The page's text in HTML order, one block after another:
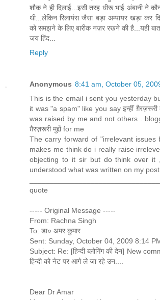
शौक ने ही दिलाई...इसी तरह धीरू भाई अंबानी ने
थी...लेकिन रिलायंस जैसा बड़ा अम्पायर खड़ा कर
को समझने के लिए बारीक नज़र रखने की है...यही बात
जय हिंद...
Reply
Anonymous 8:41 am, October 05,
This is the email i sent you yesterday
it was "a spam" like you say इन्हीं ग़ैरज़रूरी
was raised by me and not others .
ग़ैरज़रूरी मुद्दों for me
The carry forward of "irrelevant issues
makes me think do i really raise
objecting to it sir but do think over it
understood what was written on my post
quote
----- Original Message -----
From: Rachna Singh
To: डा० अमर कुमार
Sent: Sunday, October 04, 2009 8:14
Subject: Re: [हिन्दी ब्लोगिंग की देन] New
हिन्दी को नेट पर आगे ले जा रहे उन....
Dear Dr Amar